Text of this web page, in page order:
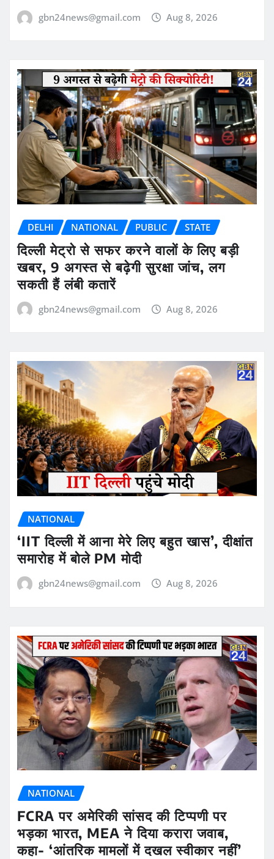
gbn24news@gmail.com Aug 8, 2026
DELHI NATIONAL PUBLIC STATE
दिल्ली मेट्रो से सफर करने वालों के लिए बड़ी
खबर, 9 अगस्त से बढ़ेगी सुरक्षा जांच, लग
सकती हैं लंबी कतारें
gbn24news@gmail.com Aug 8, 2026
NATIONAL
‘IIT दिल्ली में आना मेरे लिए बहुत खास’, दीक्षांत
समारोह में बोले PM मोदी
gbn24news@gmail.com Aug 8, 2026
NATIONAL
FCRA पर अमेरिकी सांसद की टिप्पणी पर
भड़का भारत, MEA ने दिया करारा जवाब,
कहा- ‘आंतरिक मामलों में दखल स्वीकार नहीं’